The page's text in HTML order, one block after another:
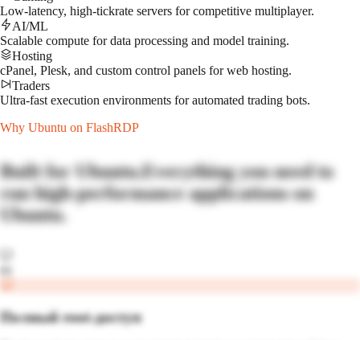
Low-latency, high-tickrate servers for competitive multiplayer.
AI/ML
Scalable compute for data processing and model training.
Hosting
cPanel, Plesk, and custom control panels for web hosting.
Traders
Ultra-fast execution environments for automated trading bots.
Why Ubuntu on FlashRDP
Built for Ubuntu.Everything you need to
run high-performance applications on
Ubuntu.
Полный root-доступ